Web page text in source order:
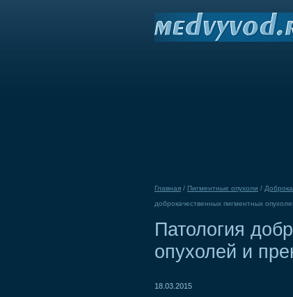
Главная / Пигментные опухоли /
доброкачественных пигментных
Патология
опухолей и
18.03.2015